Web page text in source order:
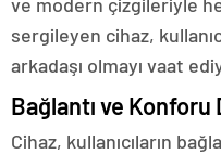
sergileyen cihaz,
arkadaşı olmayı vaat
Bağlantı ve
Cihaz, kullanıcıların